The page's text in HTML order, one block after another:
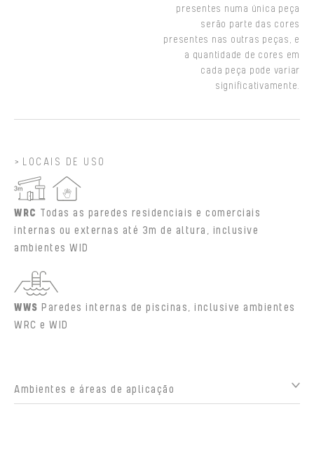
presentes numa única peça
serão parte das cores
presentes nas outras peças, e
a quantidade de cores em
cada peça pode variar
significativamente.
LOCAIS DE USO
WRC Todas as paredes residenciais e comerciais
internas ou externas até 3m de altura, inclusive
ambientes WID
WWS Paredes internas de piscinas, inclusive ambientes
WRC e WID
Ambientes e áreas de aplicação